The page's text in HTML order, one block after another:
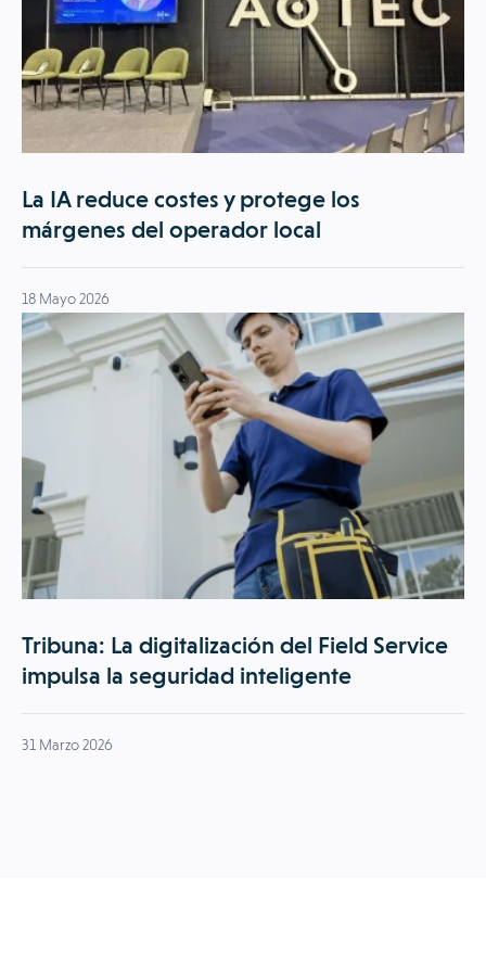
La IA reduce costes y protege los
márgenes del operador local
18 Mayo 2026
Tribuna: La digitalización del Field Service
impulsa la seguridad inteligente
31 Marzo 2026